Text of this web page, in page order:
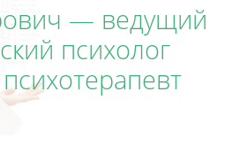
— ведущий
психолог